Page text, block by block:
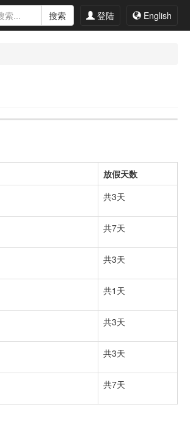
搜索 登陆 English
放假天数
共3天
共7天
共3天
共1天
共3天
共3天
共7天